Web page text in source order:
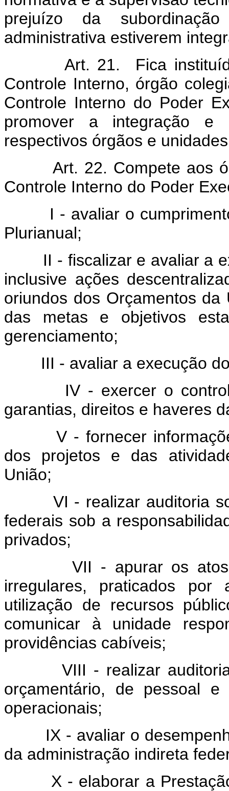
prejuízo da
administrativa estiverem
Art. 21. Fica instituída
Controle Interno, órgão
Controle Interno do Poder
promover a integração e
respectivos órgãos e
Art. 22. Compete aos
Controle Interno do Poder
I - avaliar o cumprimento
Plurianual;
II - fiscalizar e avaliar a
inclusive ações
oriundos dos Orçamentos
das metas e objetivos
gerenciamento;
III - avaliar a execução
IV - exercer o controle
garantias, direitos e haveres
V - fornecer informações
dos projetos e das
União;
VI - realizar auditoria
federais sob a
privados;
VII - apurar os atos ou
irregulares, praticados
utilização de recursos
comunicar à unidade
providências cabíveis;
VIII - realizar auditorias
orçamentário, de pessoal e
operacionais;
IX - avaliar o
da administração indireta
X - elaborar a Prestação